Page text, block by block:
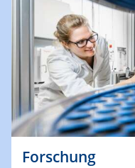
Forschung